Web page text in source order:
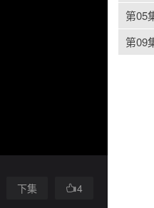
下集 4
第05
第09